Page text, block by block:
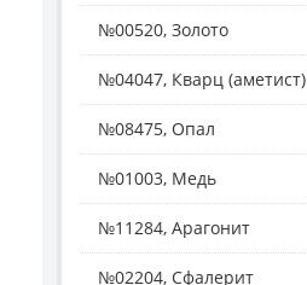
№00520, Золото
№04047, Кварц (аметист)
№08475, Опал
№01003, Медь
№11284, Арагонит
№02204, Сфалерит